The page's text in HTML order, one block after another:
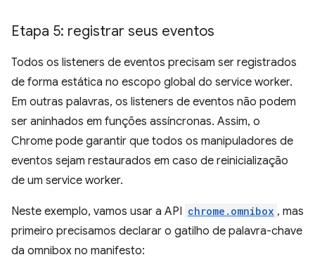
Etapa 5: registrar seus eventos
Todos os listeners de eventos precisam ser registrados
de forma estática no escopo global do service worker.
Em outras palavras, os listeners de eventos não podem
ser aninhados em funções assíncronas. Assim, o
Chrome pode garantir que todos os manipuladores de
eventos sejam restaurados em caso de reinicialização
de um service worker.
Neste exemplo, vamos usar a API chrome.omnibox , mas
primeiro precisamos declarar o gatilho de palavra-chave
da omnibox no manifesto: